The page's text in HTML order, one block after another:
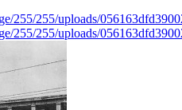
255/255/uploads/
255/255/uploads/